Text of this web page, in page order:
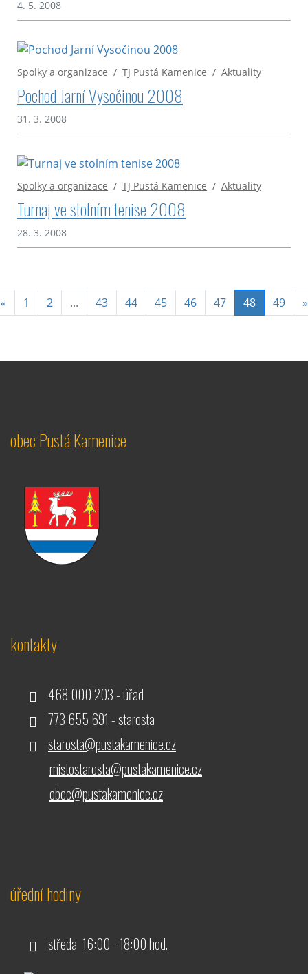
4. 5. 2008
Spolky a organizace / TJ Pustá Kamenice / Aktuality
Pochod Jarní Vysočinou 2008
31. 3. 2008
Spolky a organizace / TJ Pustá Kamenice / Aktuality
Turnaj ve stolním tenise 2008
28. 3. 2008
« 1 2 ... 43 44 45 46 47 48(aktuální)
49 »
obec Pustá Kamenice
kontakty
468 000 203 - úřad
773 655 691 - starosta
starosta@pustakamenice.cz
mistostarosta@pustakamenice.cz
obec@pustakamenice.cz
úřední hodiny
středa 16:00 - 18:00 hod.